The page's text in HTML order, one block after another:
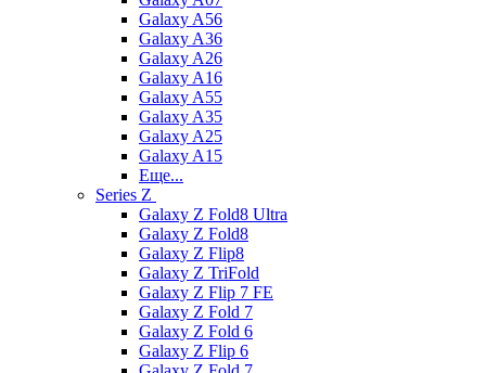
Galaxy A56
Galaxy A36
Galaxy A26
Galaxy A16
Galaxy A55
Galaxy A35
Galaxy A25
Galaxy A15
Еще...
Series Z
Galaxy Z Fold8 Ultra
Galaxy Z Fold8
Galaxy Z Flip8
Galaxy Z TriFold
Galaxy Z Flip 7 FE
Galaxy Z Fold 7
Galaxy Z Fold 6
Galaxy Z Flip 6